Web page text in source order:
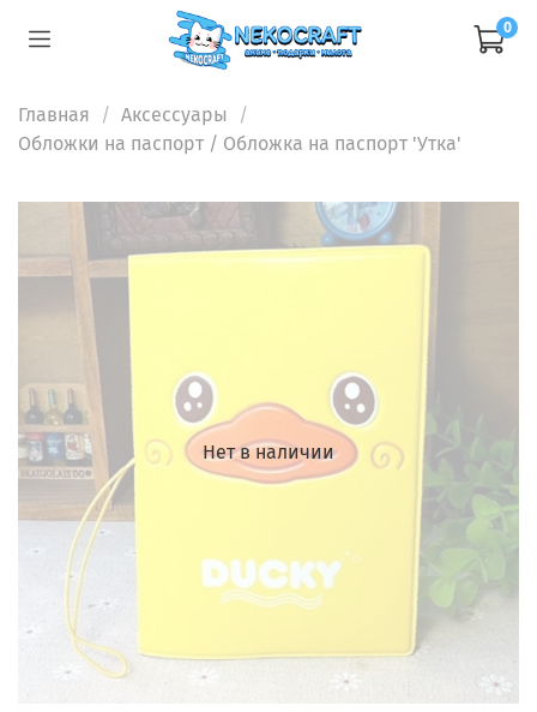
0
Главная
Аксессуары
Обложки на паспорт / Обложка на паспорт 'Утка'
Нет в наличии